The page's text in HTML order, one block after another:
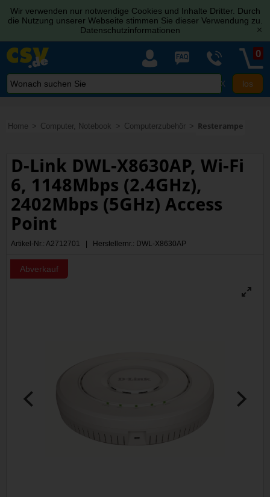
Wir verwenden nur notwendige Cookies und Inhalte Dritter. Durch
die Nutzung unserer Webseite stimmen Sie dieser Verwendung zu.
Datenschutzinformationen
[x]
X
0
Home Computer, Notebook Computerzubehör Resterampe
D-Link DWL-X8630AP, Wi-Fi
6, 1148Mbps (2.4GHz),
2402Mbps (5GHz) Access
Point
Artikel-Nr.: A2712701 | Herstellernr.: DWL-X8630AP
Abverkauf